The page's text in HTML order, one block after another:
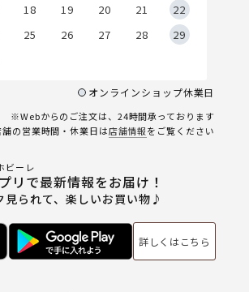
18 19 20 21
22
25 26 27 28
29
オンラインショップ休業日
※Webからのご注文は、24時間承っております
の営業時間・休業日は店舗情報をご覧ください
ビーレ
リで最新情報をお届け！
見られて、楽しいお買い物♪
詳しくはこちら